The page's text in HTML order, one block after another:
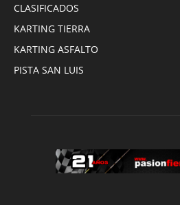
CLASIFICADOS
KARTING TIERRA
KARTING ASFALTO
PISTA SAN LUIS